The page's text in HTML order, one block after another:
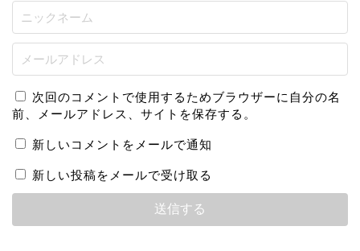
次回のコメントで使用するためブラウザーに自分の名
前、メールアドレス、サイトを保存する。
新しいコメントをメールで通知
新しい投稿をメールで受け取る